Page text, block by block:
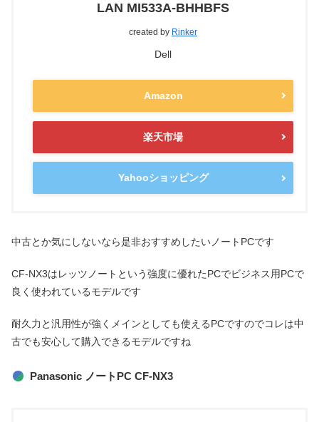
LAN MI533A-BHHBFS
created by Rinker
Dell
Amazon
楽天市場
Yahooショッピング
中古とか気にしないなら是非おすすめしたいノートPCです
CF-NX3はレッツノートという強度に優れたPCでビジネス用PCで
良く使われているモデルです
耐久力と汎用性が強くメインとしても使えるPCですのでコレは中
古でも安心して購入できるモデルですね
Panasonic ノートPC CF-NX3